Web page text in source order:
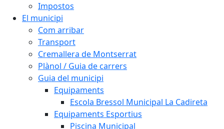
Impostos
El municipi
Com arribar
Transport
Cremallera de Montserrat
Plànol / Guia de carrers
Guia del municipi
Equipaments
Escola Bressol Municipal La Cadireta
Equipaments Esportius
Piscina Municipal